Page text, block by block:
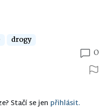
drogy
0
Stačí se jen přihlásit.